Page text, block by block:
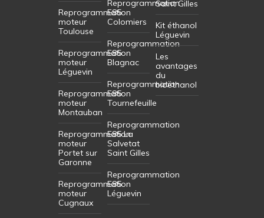
Reprogrammation
moteur
Toulouse
Reprogrammation
moteur
Léguevin
Reprogrammation
moteur
Montauban
Reprogrammation
moteur
Portet sur
Garonne
Reprogrammation
moteur
Cugnaux
Reprogrammation
E85
Colomiers
Reprogrammation
E85
Blagnac
Reprogrammation
E85
Tournefeuille
Reprogrammation
E85 La
Salvetat
Saint Gilles
Reprogrammation
E85
Léguevin
Saint Gilles
Kit éthanol
Léguevin
Les
avantages
du
bioéthanol